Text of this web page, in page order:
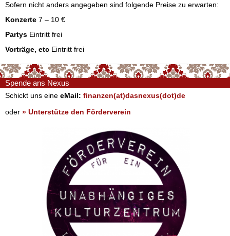
Sofern nicht anders angegeben sind folgende Preise zu erwarten:
Konzerte 7 – 10 €
Partys Eintritt frei
Vorträge, etc Eintritt frei
Spende ans Nexus
Schickt uns eine eMail: finanzen(at)dasnexus(dot)de
oder » Unterstütze den Förderverein